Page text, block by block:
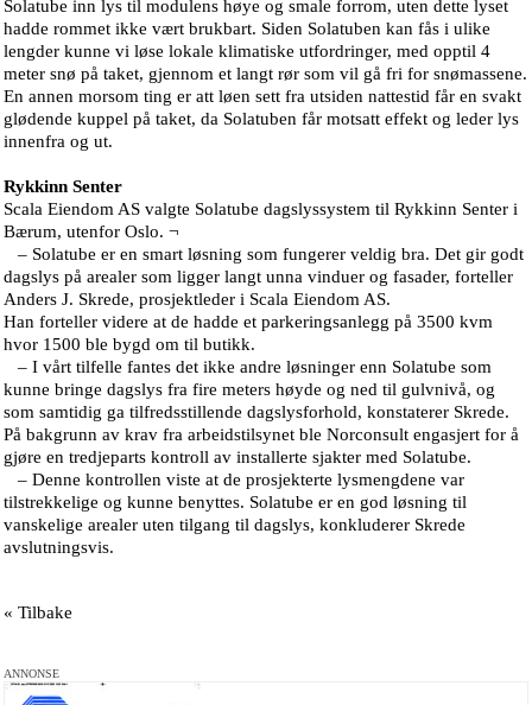
Solatube inn lys til modulens høye og smale forrom, uten dette lyset
hadde rommet ikke vært brukbart. Siden Solatuben kan fås i ulike
lengder kunne vi løse lokale klimatiske utfordringer, med opptil 4
meter snø på taket, gjennom et langt rør som vil gå fri for snømassene.
En annen morsom ting er att løen sett fra utsiden nattestid får en svakt
glødende kuppel på taket, da Solatuben får motsatt effekt og leder lys
innenfra og ut.
Rykkinn Senter
Scala Eiendom AS valgte Solatube dagslyssystem til Rykkinn Senter i
Bærum, utenfor Oslo. ¬
– Solatube er en smart løsning som fungerer veldig bra. Det gir godt
dagslys på arealer som ligger langt unna vinduer og fasader, forteller
Anders J. Skrede, prosjektleder i Scala Eiendom AS.
Han forteller videre at de hadde et parkeringsanlegg på 3500 kvm
hvor 1500 ble bygd om til butikk.
– I vårt tilfelle fantes det ikke andre løsninger enn Solatube som
kunne bringe dagslys fra fire meters høyde og ned til gulvnivå, og
som samtidig ga tilfredsstillende dagslysforhold, konstaterer Skrede.
På bakgrunn av krav fra arbeidstilsynet ble Norconsult engasjert for å
gjøre en tredjeparts kontroll av installerte sjakter med Solatube.
– Denne kontrollen viste at de prosjekterte lysmengdene var
tilstrekkelige og kunne benyttes. Solatube er en god løsning til
vanskelige arealer uten tilgang til dagslys, konkluderer Skrede
avslutningsvis.
« Tilbake
ANNONSE